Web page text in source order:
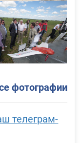
фотографии
телеграм-